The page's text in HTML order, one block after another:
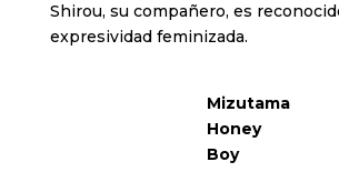
Shirou, su compañero, es
expresividad feminizada.
Mizutama
Honey
Boy